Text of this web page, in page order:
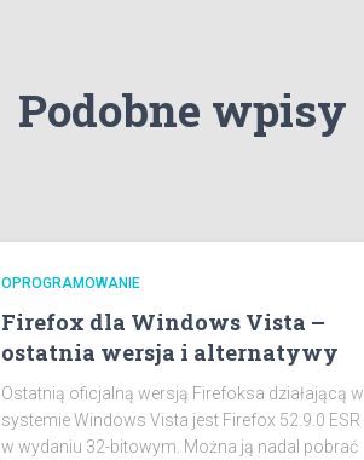
Podobne wpisy
OPROGRAMOWANIE
Firefox dla Windows Vista –
ostatnia wersja i alternatywy
Ostatnią oficjalną wersją Firefoksa działającą w
systemie Windows Vista jest Firefox 52.9.0 ESR
w wydaniu 32-bitowym. Można ją nadal pobrać